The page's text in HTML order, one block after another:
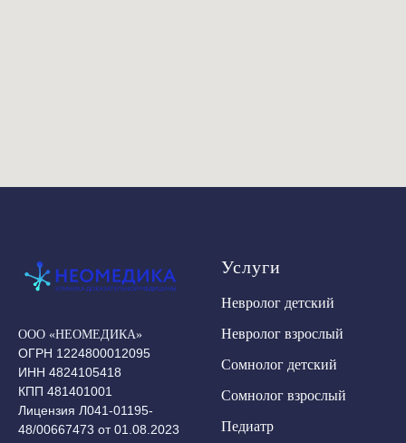
ООО «НЕОМЕДИКА»
ОГРН 1224800012095
ИНН 4824105418
КПП 481401001
Лицензия Л041-01195-
48/00667473 от 01.08.2023
Услуги
Невролог детский
Невролог взрослый
Сомнолог детский
Сомнолог взрослый
Педиатр